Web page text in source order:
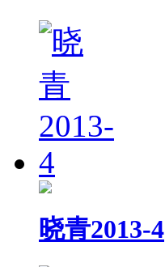
晓青2013-4